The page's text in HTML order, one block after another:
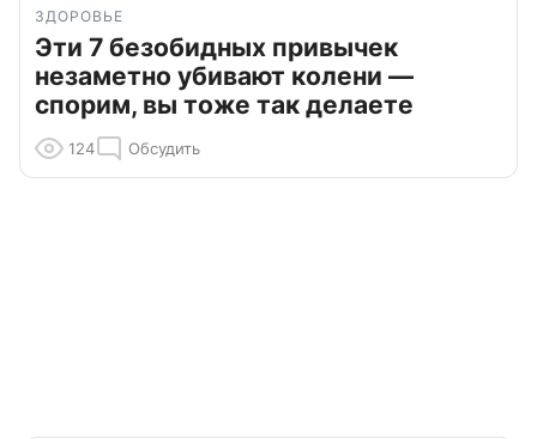
ЗДОРОВЬЕ
Эти 7 безобидных привычек
незаметно убивают колени —
спорим, вы тоже так делаете
124 Обсудить